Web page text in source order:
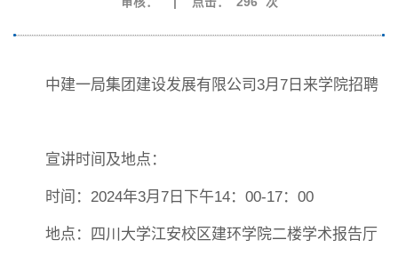
中建一局集团建设发展有限公司3月7日来学院招聘
宣讲时间及地点：
时间： 2024年3月7日 下午14：00-17：00
地点：四川大学江安校区建环学院二楼学术报告厅